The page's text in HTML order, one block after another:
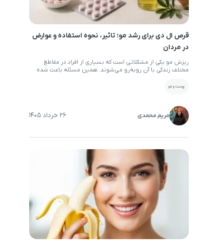
قرص ال دی برای رشد مو؛ تاثیر، نحوه استفاده و عوارض
در مردان
ریزش مو یکی از مشکلاتی است که بسیاری از افراد در مقاطع
مختلف زندگی با آن روبه‌رو می‌شوند. همین مسئله باعث شده
ریزش آن در فضای مجازی منتشر شود. یکی از این روش‌ها
پوست و مو
مریم محمدی 26 خرداد 1405